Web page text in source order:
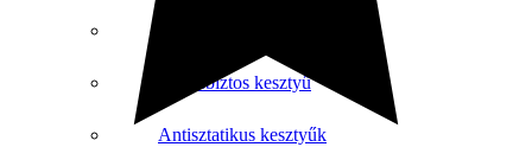
Vágásbiztos kesztyű
Antisztatikus kesztyűk